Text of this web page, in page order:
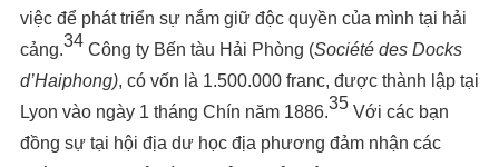
việc để phát triển sự nắm giữ độc quyền của mình tại hải
cảng.34 Công ty Bến tàu Hải Phòng (Société des Docks
d’Haiphong), có vốn là 1.500.000 franc, được thành lập tại
Lyon vào ngày 1 tháng Chín năm 1886.35 Với các bạn
đồng sự tại hội địa dư học địa phương đảm nhận các